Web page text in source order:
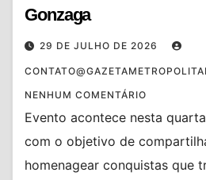
Gonzaga
29 DE JULHO DE 2026
NENHUM COMENTÁRIO
Evento acontece nesta
com o objetivo de
homenagear conquistas que